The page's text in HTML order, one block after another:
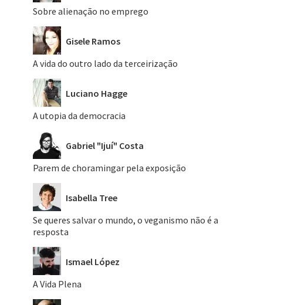
Sobre alienação no emprego
Gisele Ramos
A vida do outro lado da terceirização
Luciano Hagge
A utopia da democracia
Gabriel "Ijuí" Costa
Parem de choramingar pela exposição
Isabella Tree
Se queres salvar o mundo, o veganismo não é a
resposta
Ismael López
A Vida Plena